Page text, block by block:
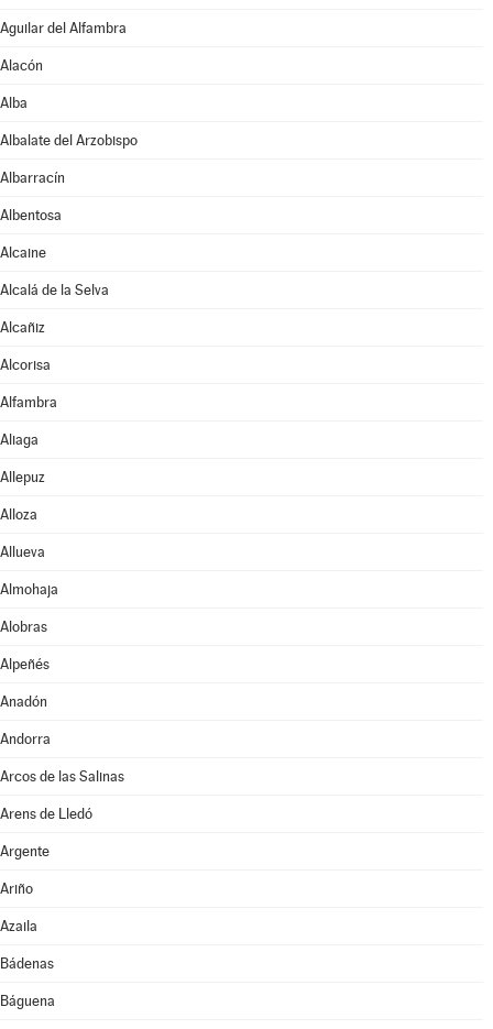
Aguilar del Alfambra
Alacón
Alba
Albalate del Arzobispo
Albarracín
Albentosa
Alcaine
Alcalá de la Selva
Alcañiz
Alcorisa
Alfambra
Aliaga
Allepuz
Alloza
Allueva
Almohaja
Alobras
Alpeñés
Anadón
Andorra
Arcos de las Salinas
Arens de Lledó
Argente
Ariño
Azaila
Bádenas
Báguena